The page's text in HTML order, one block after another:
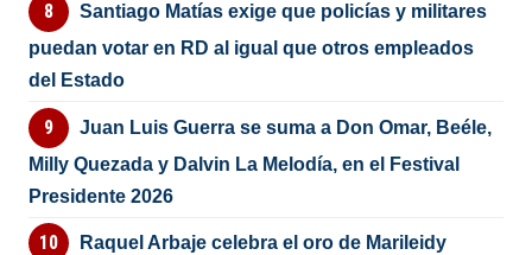
Santiago Matías exige que policías y militares
puedan votar en RD al igual que otros empleados
del Estado
Juan Luis Guerra se suma a Don Omar, Beéle,
Milly Quezada y Dalvin La Melodía, en el Festival
Presidente 2026
Raquel Arbaje celebra el oro de Marileidy